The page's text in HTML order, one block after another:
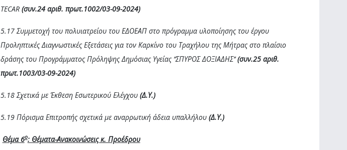
TECAR (συν.24 αριθ. πρωτ.1002/03-09-2024)
5.17 Συμμετοχή του πολυιατρείου του ΕΔΟΕΑΠ στο πρόγραμμα υλοποίησης του έργου
Προληπτικές Διαγνωστικές Εξετάσεις για τον Καρκίνο του Τραχήλου της Μήτρας στο πλαίσιο
δράσης του Προγράμματος Πρόληψης Δημόσιας Υγείας ’’ΣΠΥΡΟΣ ΔΟΞΙΑΔΗΣ’’(συν.25 αριθ.
πρωτ.1003/03-09-2024)
5.18 Σχετικά με Έκθεση Εσωτερικού Ελέγχου (Δ.Υ.)
5.19 Πόρισμα Επιτροπής σχετικά με αναρρωτική άδεια υπαλλήλου (Δ.Υ.)
Θέμα 6ο: Θέματα-Ανακοινώσεις κ. Προέδρου